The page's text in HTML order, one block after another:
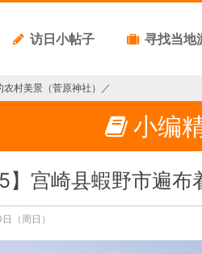
访日小帖子 寻找当地
农村美景（菅原神社）／
小编
】宫崎县蝦野市遍布
（周日）